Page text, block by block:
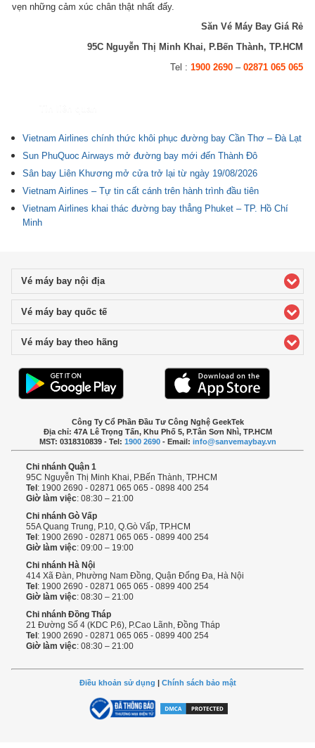
vẹn những cảm xúc chân thật nhất đấy.
Săn Vé Máy Bay Giá Rẻ
95C Nguyễn Thị Minh Khai, P.Bến Thành, TP.HCM
Tel : 1900 2690– 02871 065 065
Vietnam Airlines chính thức khôi phục đường bay Cần Thơ – Đà Lạt
Sun PhuQuoc Airways mở đường bay mới đến Thành Đô
Sân bay Liên Khương mở cửa trở lại từ ngày 19/08/2026
Vietnam Airlines – Tự tin cất cánh trên hành trình đầu tiên
Vietnam Airlines khai thác đường bay thẳng Phuket – TP. Hồ Chí
Minh
Vé máy bay nội địaclick to expand contents
Vé máy bay quốc tếclick to expand contents
Vé máy bay theo hãng
Công Ty Cổ Phần Đầu Tư Công Nghệ GeekTek
Địa chỉ: 47A Lê Trọng Tấn, Khu Phố 5, P.Tân Sơn Nhì, TP.HCM
MST: 0318310839 - Tel: 1900 2690- Email: info@sanvemaybay.vn
Chi nhánh Quận 1
95C Nguyễn Thị Minh Khai, P.Bến Thành, TP.HCM
Tel: 1900 2690 - 02871 065 065 - 0898 400 254
Giờ làm việc: 08:30 – 21:00
Chi nhánh Gò Vấp
55A Quang Trung, P.10, Q.Gò Vấp, TP.HCM
Tel: 1900 2690 - 02871 065 065 - 0899 400 254
Giờ làm việc: 09:00 – 19:00
Chi nhánh Hà Nội
414 Xã Đàn, Phường Nam Đồng, Quận Đống Đa, Hà Nội
Tel: 1900 2690 - 02871 065 065 - 0899 400 254
Giờ làm việc: 08:30 – 21:00
Chi nhánh Đồng Tháp
21 Đường Số 4 (KDC P.6), P.Cao Lãnh, Đồng Tháp
Tel: 1900 2690 - 02871 065 065 - 0899 400 254
Giờ làm việc: 08:30 – 21:00
Điều khoản sử dụng | Chính sách bảo mật